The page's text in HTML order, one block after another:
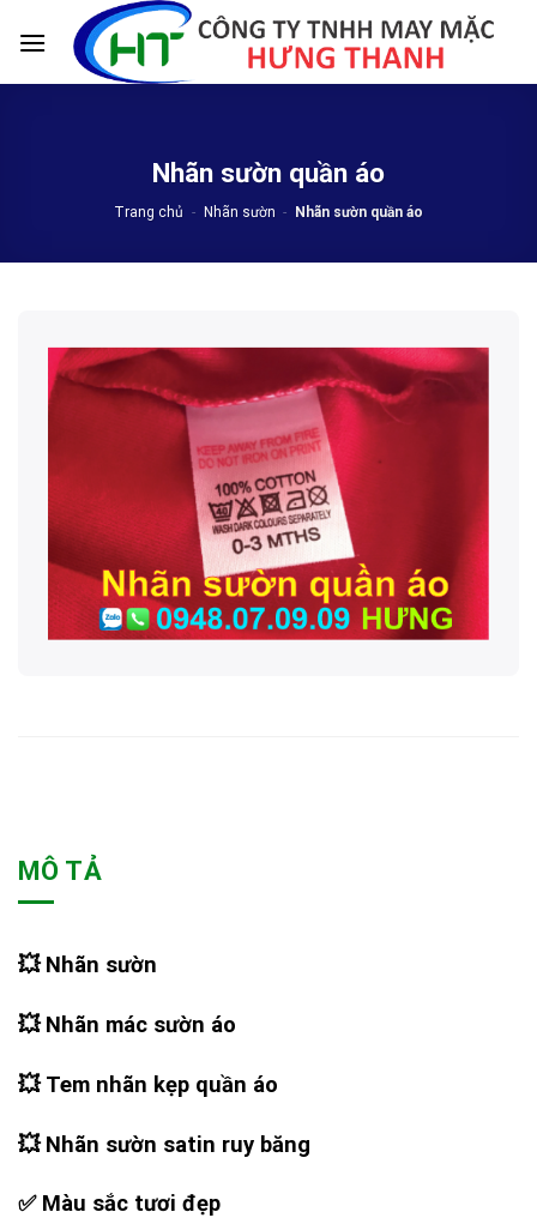
Nhãn sườn quần áo
Trang chủ - Nhãn sườn - Nhãn sườn quần áo
MÔ TẢ
💥Nhãn sườn
💥Nhãn mác sườn áo
💥Tem nhãn kẹp quần áo
💥Nhãn sườn satin ruy băng
✅Màu sắc tươi đẹp